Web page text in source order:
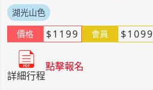
湖光山色
價格
$1199 會員 $1099
詳細行程
點擊報名